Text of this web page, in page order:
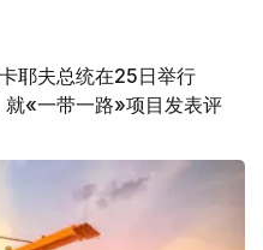
耶夫总统在25日举行
«一带一路»项目发表评